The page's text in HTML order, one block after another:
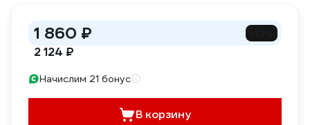
1 860 ₽
2 124 ₽
Начислим 21 бонус
В корзину